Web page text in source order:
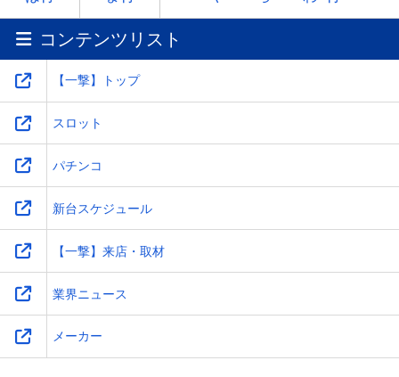
ワ -
コンテンツリスト
【一撃】トップ
スロット
パチンコ
新台スケジュール
【一撃】来店・取材
業界ニュース
メーカー